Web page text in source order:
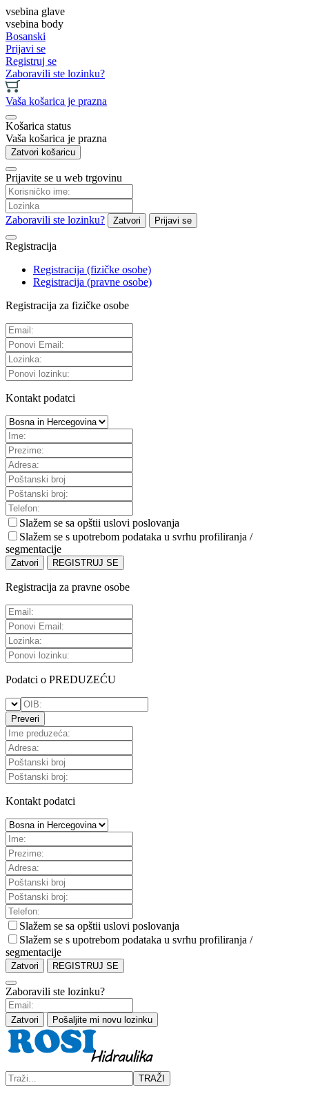
vsebina glave
vsebina body
Bosanski
Prijavi se
Registruj se
Zaboravili ste lozinku?
Vaša košarica je prazna
Košarica status
Vaša košarica je prazna
Zatvori košaricu
Prijavite se u web trgovinu
Zaboravili ste lozinku? Zatvori Prijavi se
Registracija
Registracija (fizičke osobe)
Registracija (pravne osobe)
Registracija za fizičke osobe
Kontakt podatci
Slažem se sa opštii uslovi poslovanja
Slažem se s upotrebom podataka u svrhu profiliranja /
segmentacije
Zatvori REGISTRUJ SE
Registracija za pravne osobe
Podatci o PREDUZEĆU
Preveri
Kontakt podatci
Slažem se sa opštii uslovi poslovanja
Slažem se s upotrebom podataka u svrhu profiliranja /
segmentacije
Zatvori REGISTRUJ SE
Zaboravili ste lozinku?
Zatvori Pošaljite mi novu lozinku
TRAŽI